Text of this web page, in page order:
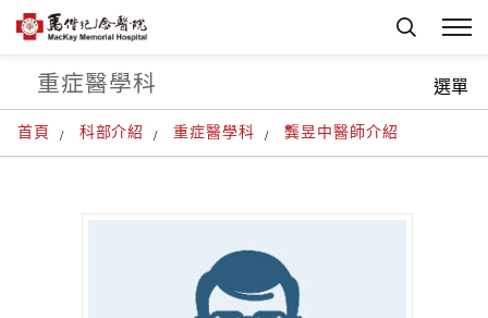
首頁 科部介紹 重症醫學科 龔昱中醫師介紹
重症醫學科 選單